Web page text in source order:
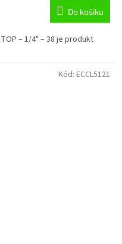
Do košíku
– 1/4" – 38 je produkt
Kód: ECCL5121